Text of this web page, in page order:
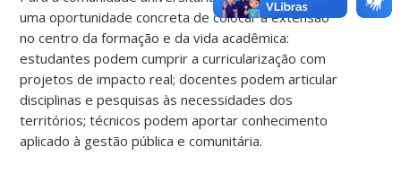
uma oportunidade concreta de colocar a extensão
no centro da formação e da vida acadêmica:
estudantes podem cumprir a curricularização com
projetos de impacto real; docentes podem articular
disciplinas e pesquisas às necessidades dos
territórios; técnicos podem aportar conhecimento
aplicado à gestão pública e comunitária.